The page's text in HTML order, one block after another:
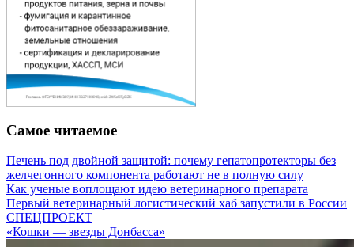
Самое читаемое
Печень под двойной защитой: почему гепатопротекторы без
желчегонного компонента работают не в полную силу
Как ученые воплощают идею ветеринарного препарата
Первый ветеринарный логистический хаб запустили в России
СПЕЦПРОЕКТ
«Кошки — звезды Донбасса»